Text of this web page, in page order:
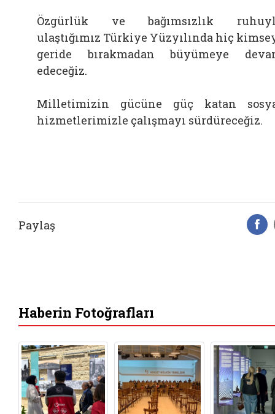
Özgürlük ve bağımsızlık
ulaştığımız Türkiye Yüzyılında hiç
geride bırakmadan büyümeye
edeceğiz.
Milletimizin gücüne güç katan
hizmetlerimizle çalışmayı sürdüreceğiz.
Paylaş
Haberin Fotoğrafları